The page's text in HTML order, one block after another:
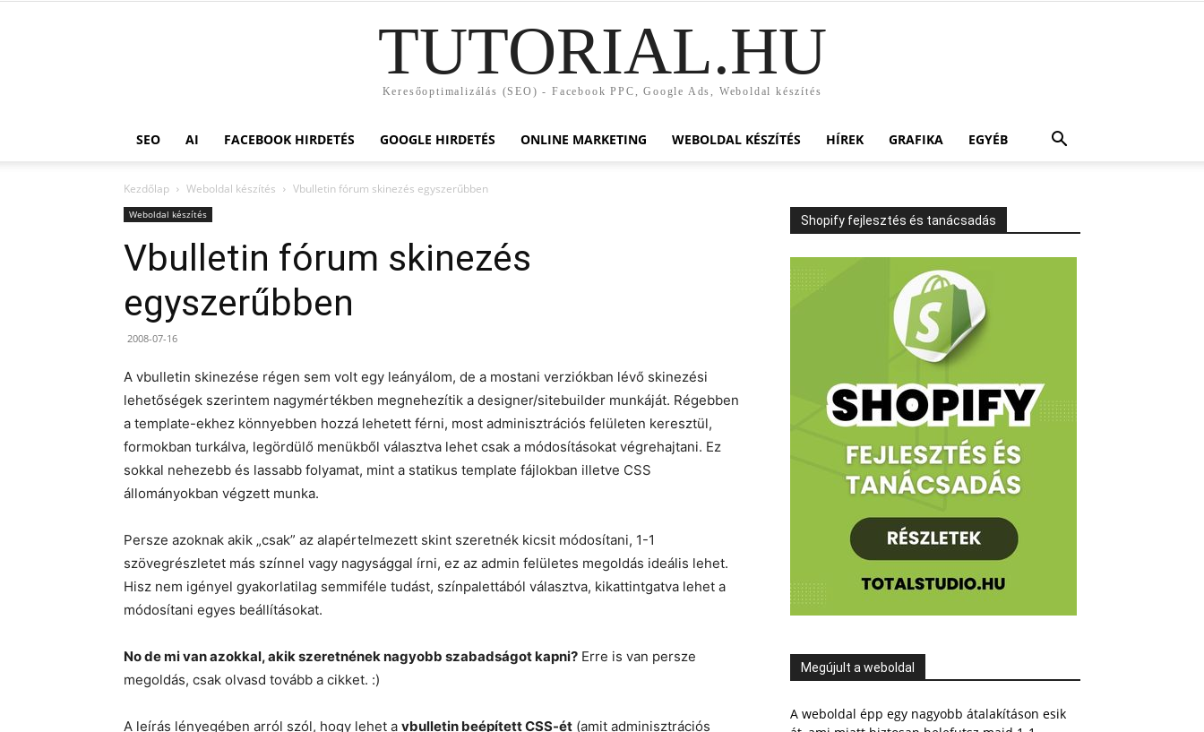
TUTORIAL.HU
Keresőoptimalizálás (SEO) - Facebook PPC, Google Ads, Weboldal készítés
SEO AI FACEBOOK HIRDETÉS GOOGLE HIRDETÉS ONLINE MARKETING WEBOLDAL KÉSZÍTÉS HÍREK GRAFIKA EGYÉB
Kezdőlap Weboldal készítés Vbulletin fórum skinezés egyszerűbben
Weboldal készítés
Vbulletin fórum skinezés
egyszerűbben
2008-07-16
A vbulletin skinezése régen sem volt egy leányálom, de a mostani verziókban lévő skinezési
lehetőségek szerintem nagymértékben megnehezítik a designer/sitebuilder munkáját. Régebben
a template-ekhez könnyebben hozzá lehetett férni, most adminisztrációs felületen keresztül,
formokban turkálva, legördülő menükből választva lehet csak a módosításokat végrehajtani. Ez
sokkal nehezebb és lassabb folyamat, mint a statikus template fájlokban illetve CSS
állományokban végzett munka.
Persze azoknak akik „csak” az alapértelmezett skint szeretnék kicsit módosítani, 1-1
szövegrészletet más színnel vagy nagysággal írni, ez az admin felületes megoldás ideális lehet.
Hisz nem igényel gyakorlatilag semmiféle tudást, színpalettából választva, kikattintgatva lehet a
módosítani egyes beállításokat.
No de mi van azokkal, akik szeretnének nagyobb szabadságot kapni? Erre is van persze
megoldás, csak olvasd tovább a cikket. :)
A leírás lényegében arról szól, hogy lehet a vbulletin beépített CSS-ét (amit adminisztrációs
Shopify fejlesztés és tanácsadás
Megújult a weboldal
A weboldal épp egy nagyobb átalakításon esik